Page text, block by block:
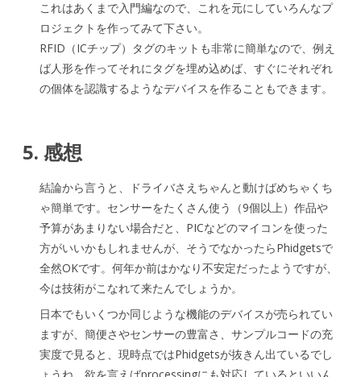
これはあくまで入門編なので、これを元にしていろんなプ
ロジェクトを作ってみて下さい。
RFID（ICチップ）タグのキットも非常に簡単なので、例え
ば人形を作ってそれにタグを埋め込めば、すぐにそれぞれ
の個体を認識するようなデバイスを作ることもできます。
5. 感想
結論から言うと、ドライバさえちゃんと動けばめちゃくち
ゃ簡単です。センサーをたくさん使う（9個以上）作品や
予算があまりない場合だと、PICなどのマイコンを使った
方がいいかもしれませんが、そうでなかったらPhidgetsで
全然OKです。何年か前はかなり不安定だったようですが、
今は技術がこなれて来たんでしょうか。
日本でもいくつか同じような機能のデバイスが売られてい
ますが、簡便さやセンサーの豊富さ、サンプルコードの充
実度で見ると、現時点ではPhidgetsが抜きん出ているでし